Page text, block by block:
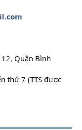
Quận Bình
thứ 7 (TTS được